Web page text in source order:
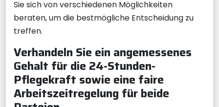
Sie sich von verschiedenen Möglichkeiten
beraten, um die bestmögliche Entscheidung zu
treffen.
Verhandeln Sie ein angemessenes
Gehalt für die 24-Stunden-
Pflegekraft sowie eine faire
Arbeitszeitregelung für beide